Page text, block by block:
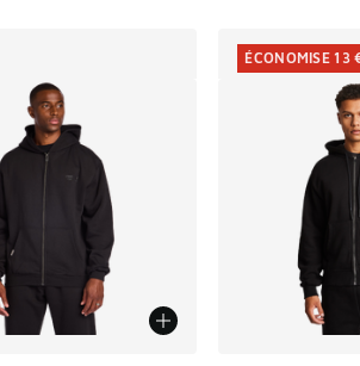
ÉCONOMISE 13